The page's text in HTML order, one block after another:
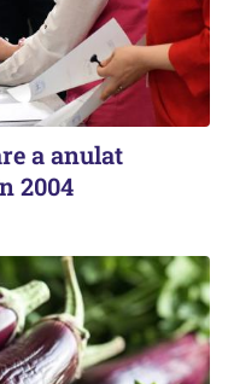
a anulat
2004